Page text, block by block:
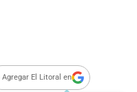
Agregar El Litoral en